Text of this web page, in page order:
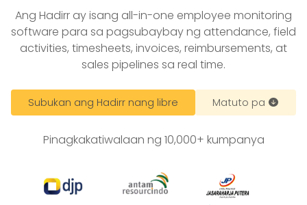
Ang Hadirr ay isang all-in-one employee monitoring
software para sa pagsubaybay ng attendance, field
activities, timesheets, invoices, reimbursements, at
sales pipelines sa real time.
Subukan ang Hadirr nang libre Matuto pa
Pinagkakatiwalaan ng 10,000+ kumpanya